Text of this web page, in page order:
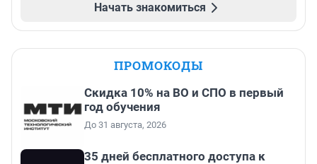
Начать знакомиться
ПРОМОКОДЫ
Скидка 10% на ВО и СПО в первый
год обучения
До 31 августа, 2026
35 дней бесплатного доступа к